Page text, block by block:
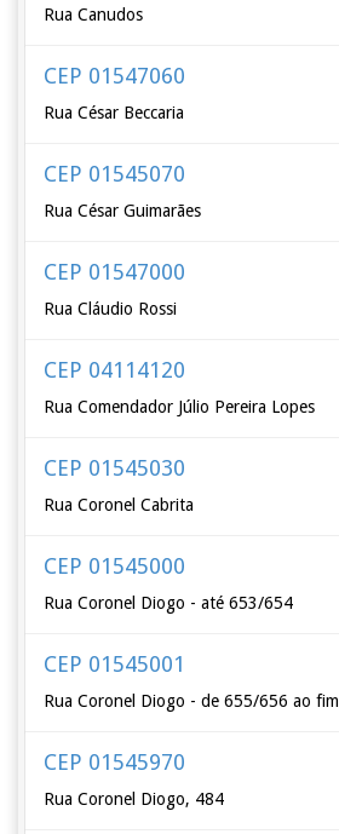
Rua Canudos
CEP 01547060
Rua César Beccaria
CEP 01545070
Rua César Guimarães
CEP 01547000
Rua Cláudio Rossi
CEP 04114120
Rua Comendador Júlio Pereira Lopes
CEP 01545030
Rua Coronel Cabrita
CEP 01545000
Rua Coronel Diogo - até 653/654
CEP 01545001
Rua Coronel Diogo - de 655/656 ao fim
CEP 01545970
Rua Coronel Diogo, 484